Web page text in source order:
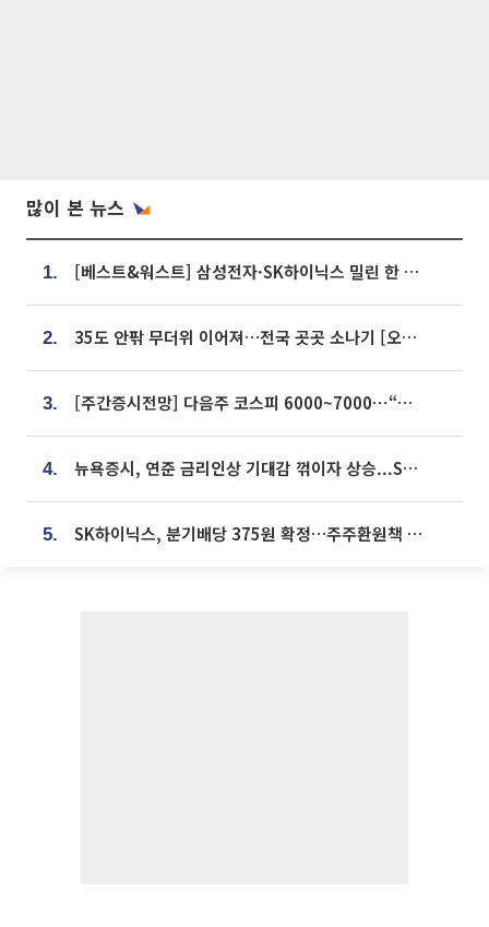
많이 본 뉴스
1. [베스트&워스트] 삼성전자·SK하이닉스 밀린 한 주…상상인증권은 85% 급등
2. 35도 안팎 무더위 이어져…전국 곳곳 소나기 [오늘 날씨]
3. [주간증시전망] 다음주 코스피 6000~7000⋯“外人 수급은 정책이 변수”
4. 뉴욕증시, 연준 금리인상 기대감 꺾이자 상승...S&P500 사상 최고치 [종합]
5. SK하이닉스, 분기배당 375원 확정…주주환원책 9월로 앞당겨 발표